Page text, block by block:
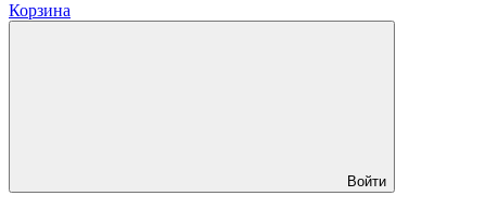
Корзина
Войти